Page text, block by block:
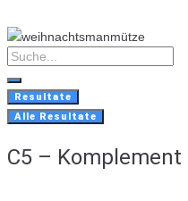
to
content
Search
...
Resultate
Alle Resultate
C5 – Komplement